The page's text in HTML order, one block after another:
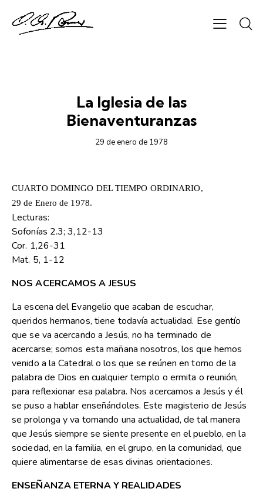
La Iglesia de las
Bienaventuranzas
29 de enero de 1978
CUARTO DOMINGO DEL TIEMPO ORDINARIO,
29 de Enero de 1978.
Lecturas:
Sofonías 2.3; 3,12-13
Cor. 1,26-31
Mat. 5, 1-12
NOS ACERCAMOS A JESUS
La escena del Evangelio que acaban de escuchar,
queridos hermanos, tiene todavía actualidad. Ese gentío
que se va acercando a Jesús, no ha terminado de
acercarse; somos esta mañana nosotros, los que hemos
venido a la Catedral o los que se reúnen en torno de la
palabra de Dios en cualquier templo o ermita o reunión,
para reflexionar esa palabra. Nos acercamos a Jesús y él
se puso a hablar enseñándoles. Este magisterio de Jesús
se prolonga y va tomando una actualidad, de tal manera
que Jesús siempre se siente presente en el pueblo, en la
sociedad, en la familia, en el grupo, en la comunidad, que
quiere alimentarse de esas divinas orientaciones.
ENSEÑANZA ETERNA Y REALIDADES